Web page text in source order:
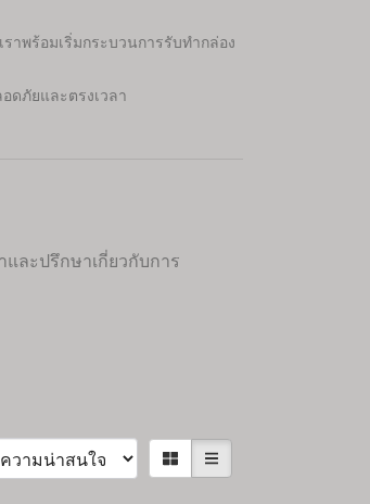
าพร้อมเริ่มกระบวนการรับทำกล่อง
ดภัยและตรงเวลา
ละปรึกษาเกี่ยวกับการ